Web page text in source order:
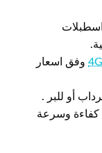
وفق اسعار
أو للبر .
كفاءة وسرعة